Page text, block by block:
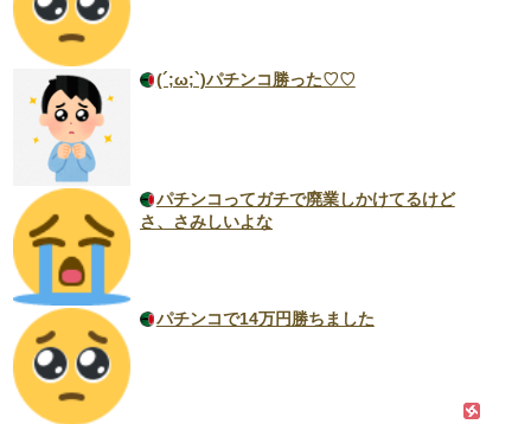
(´;ω;`)パチンコ勝った♡♡
パチンコってガチで廃業しかけてるけど
さ、さみしいよな
パチンコで14万円勝ちました